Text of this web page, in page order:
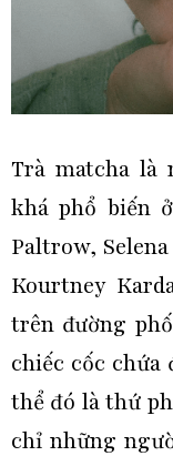
Trà matcha là
khá phổ biến
Paltrow,
Kourtney
trên đường
chiếc cốc
thể đó là thứ
chỉ những